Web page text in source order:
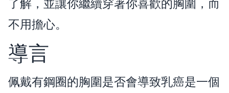
不用擔心。
導言
佩戴有鋼圈的胸圍是否會導致乳癌是一個